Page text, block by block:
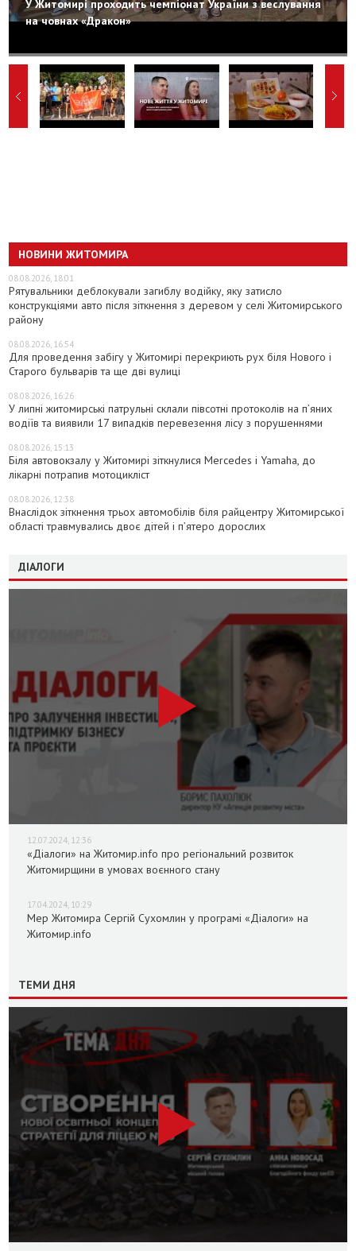
У Житомирі проходить чемпіонат України з веслування
на човнах «Дракон»
НОВИНИ ЖИТОМИРА
08.08.2026, 18:01
Рятувальники деблокували загиблу водійку, яку затисло
конструкціями авто після зіткнення з деревом у селі Житомирського
району
08.08.2026, 16:54
Для проведення забігу у Житомирі перекриють рух біля Нового і
Старого бульварів та ще дві вулиці
08.08.2026, 16:26
У липні житомирські патрульні склали півсотні протоколів на пʼяних
водіїв та виявили 17 випадків перевезення лісу з порушеннями
08.08.2026, 15:13
Біля автовокзалу у Житомирі зіткнулися Mercedes і Yamaha, до
лікарні потрапив мотоцикліст
08.08.2026, 12:38
Внаслідок зіткнення трьох автомобілів біля райцентру Житомирської
області травмувались двоє дітей і пʼятеро дорослих
ДІАЛОГИ
12.07.2024, 12:36
«Діалоги» на Житомир.info про регіональний розвиток
Житомирщини в умовах воєнного стану
17.04.2024, 10:29
Мер Житомира Сергій Сухомлин у програмі «Діалоги» на
Житомир.info
ТЕМИ ДНЯ